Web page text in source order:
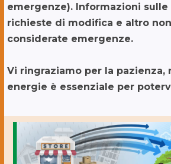
emergenze). Informazioni sulle
richieste di modifica e altro
considerate emergenze.
Vi ringraziamo per la pazienza,
energie è essenziale per